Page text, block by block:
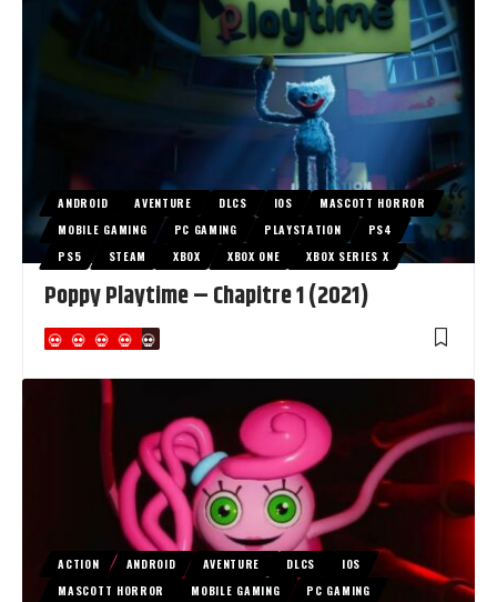
ANDROID AVENTURE DLCS IOS
MASCOTT HORROR
MOBILE GAMING
PC GAMING PLAYSTATION
PS4
PS5
STEAM XBOX XBOX ONE XBOX SERIES X
Poppy Playtime – Chapitre 1 (2021)
ACTION ANDROID AVENTURE DLCS
IOS
MASCOTT HORROR
MOBILE GAMING PC GAMING